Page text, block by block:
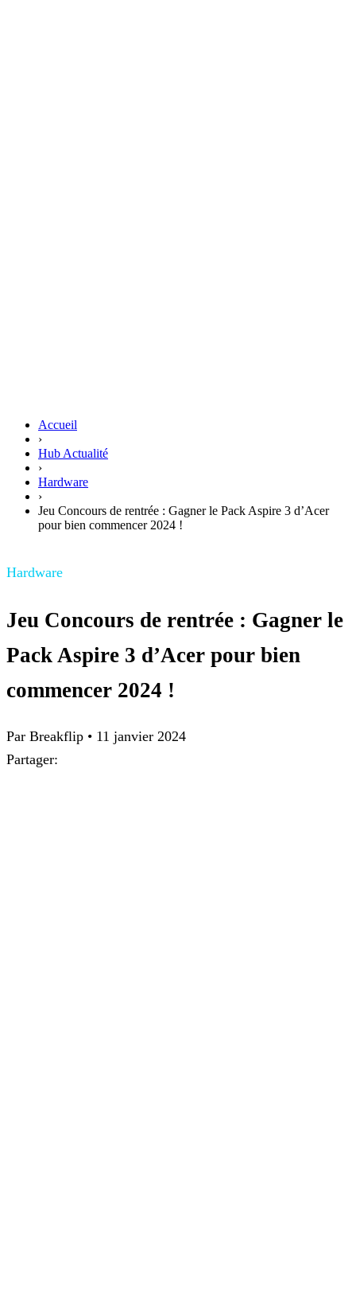
Accueil
›
Hub Actualité
›
Hardware
›
Jeu Concours de rentrée : Gagner le Pack Aspire 3 d’Acer
pour bien commencer 2024 !
Hardware
Jeu Concours de rentrée : Gagner le
Pack Aspire 3 d’Acer pour bien
commencer 2024 !
Par Breakflip • 11 janvier 2024
Partager: